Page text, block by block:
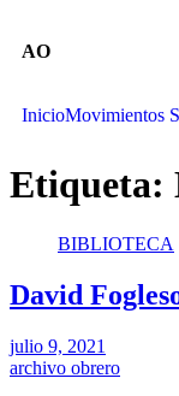
AO
InicioMovimientos
Etiqueta:
BIBLIOTECA
David
julio 9, 2021
archivo obrero